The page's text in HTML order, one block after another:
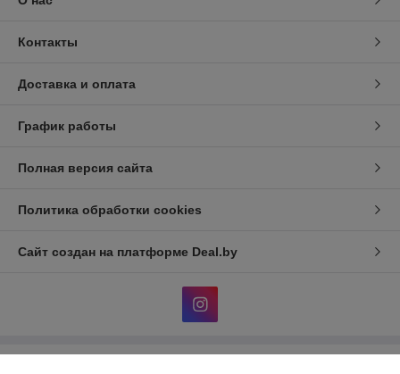
Контакты
Доставка и оплата
График работы
Полная версия сайта
Политика обработки cookies
Сайт создан на платформе Deal.by